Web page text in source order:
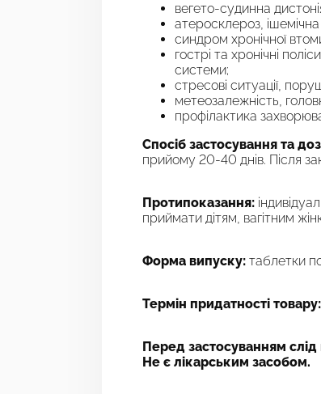
вегето-судинна
атеросклероз,
синдром хронічної
гострі та хронічні
системи;
стресові ситуації,
метеозалежність,
профілактика
Спосіб застосування та
прийому 20-40 днів. Після
Протипоказання:
приймати дітям, вагітним
Форма випуску: таблетки
Термін придатності товару:
Перед застосуванням
Не є лікарським засобом.